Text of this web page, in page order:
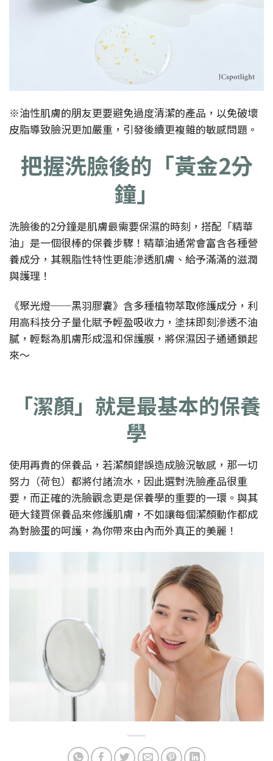
※油性肌膚的朋友更要避免過度清潔的產品，以免破壞
皮脂導致臉況更加嚴重，引發後續更複雜的敏感問題。
把握洗臉後的「黃金2分
鐘」
洗臉後的2分鐘是肌膚最需要保濕的時刻，搭配「精華
油」是一個很棒的保養步驟！精華油通常會富含各種營
養成分，其親脂性特性更能滲透肌膚、給予滿滿的滋潤
與護理！
《聚光燈──黑羽膠囊》含多種植物萃取修護成分，利
用高科技分子量化賦予輕盈吸收力，塗抹即刻滲透不油
膩，輕鬆為肌膚形成溫和保護膜，將保濕因子通通鎖起
來～
「潔顏」就是最基本的保養
學
使用再貴的保養品，若潔顏錯誤造成臉況敏感，那一切
努力（荷包）都將付諸流水，因此選對洗臉產品很重
要，而正確的洗臉觀念更是保養學的重要的一環。與其
砸大錢買保養品來修護肌膚，不如讓每個潔顏動作都成
為對臉蛋的呵護，為你帶來由內而外真正的美麗！